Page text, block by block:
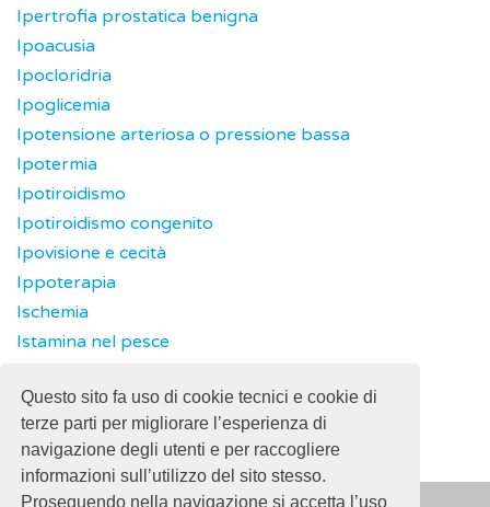
Questo sito fa uso di cookie tecnici e cookie di
terze parti per migliorare l’esperienza di
navigazione degli utenti e per raccogliere
informazioni sull’utilizzo del sito stesso.
Proseguendo nella navigazione si accetta l’uso
Ipertrofia prostatica benigna
Ipoacusia
Ipocloridria
Ipoglicemia
Ipotensione arteriosa o pressione bassa
Ipotermia
Ipotiroidismo
Ipotiroidismo congenito
Ipovisione e cecità
Ippoterapia
Ischemia
Istamina nel pesce
Ittiosi